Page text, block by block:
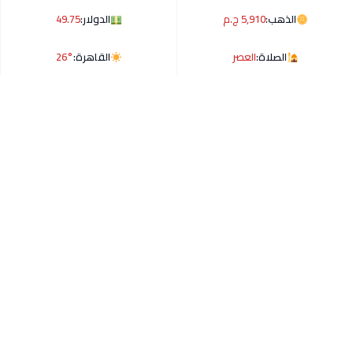
الذهب:5,910 ج.م الدولار:49.75
الصلاة:العصر القاهرة:26°